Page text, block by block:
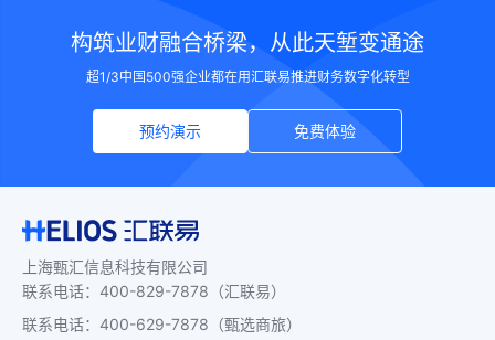
构筑业财融合桥梁，从此天堑变通途
超1/3中国500强企业都在用汇联易推进财务数字化转型
预约演示 免费体验
上海甄汇信息科技有限公司
联系电话： 400-829-7878 （汇联易）
联系电话： 400-629-7878 （甄选商旅）